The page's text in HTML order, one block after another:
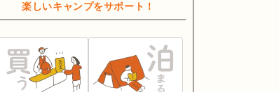
楽しいキャンプをサポート！